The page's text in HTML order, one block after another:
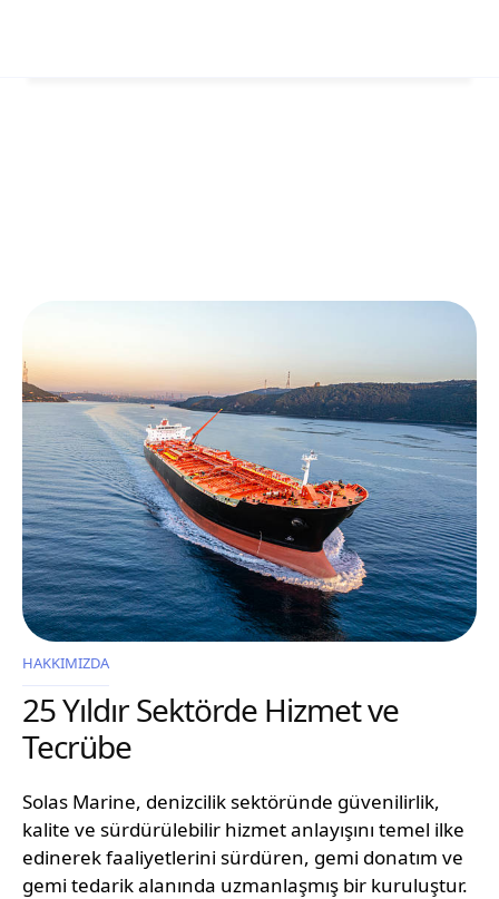
HAKKIMIZDA
25 Yıldır Sektörde Hizmet ve
Tecrübe
Solas Marine, denizcilik sektöründe güvenilirlik,
kalite ve sürdürülebilir hizmet anlayışını temel ilke
edinerek faaliyetlerini sürdüren, gemi donatım ve
gemi tedarik alanında uzmanlaşmış bir kuruluştur.